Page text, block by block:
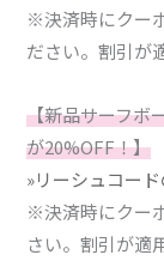
※決済時にクー
ださい。割引が
【新品サーフボ
が20%OFF！】
»リーシュコー
※決済時にクー
さい。割引が適